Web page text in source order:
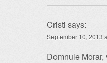
Cristi says:
September 10, 2013
Domnule